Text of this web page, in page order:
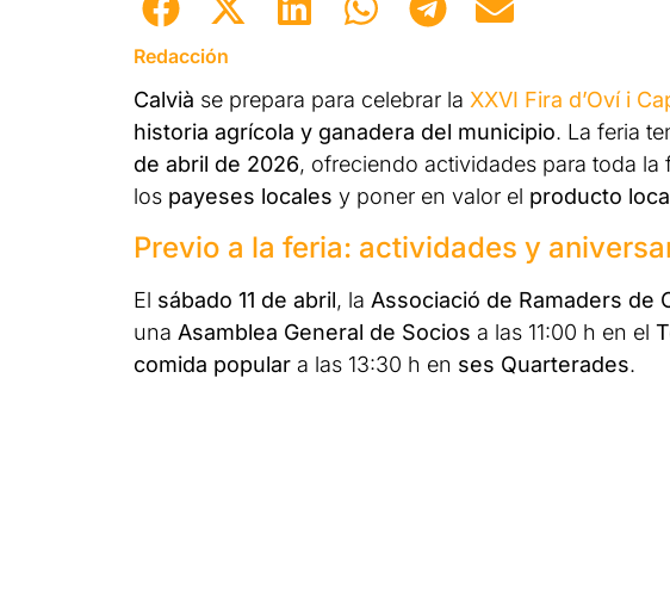
Redacción
Calvià se prepara para celebrar la XXVI Fira d’Oví i
historia agrícola y ganadera del municipio. La feria
de abril de 2026, ofreciendo actividades para toda
los payeses locales y poner en valor el producto
Previo a la feria: actividades y
El sábado 11 de abril, la Associació de Ramaders de
una Asamblea General de Socios a las 11:00 h en el
comida popular a las 13:30 h en ses Quarterades.